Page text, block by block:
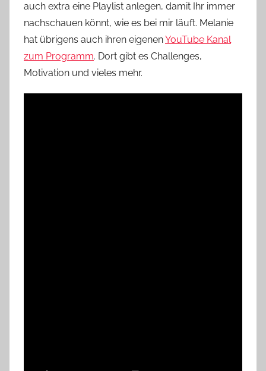
auch extra eine Playlist anlegen, damit Ihr immer
nachschauen könnt, wie es bei mir läuft. Melanie
hat übrigens auch ihren eigenenYouTube Kanal
zum Programm. Dort gibt es Challenges,
Motivation und vieles mehr.